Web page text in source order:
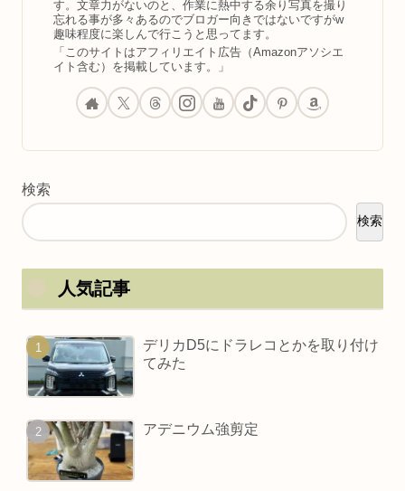
す。文章力がないのと、作業に熱中する余り写真を撮り
忘れる事が多々あるのでブロガー向きではないですがw
趣味程度に楽しんで行こうと思ってます。
「このサイトはアフィリエイト広告（Amazonアソシエ
イト含む）を掲載しています。」
検索
検索
人気記事
デリカD5にドラレコとかを取り付け
てみた
アデニウム強剪定